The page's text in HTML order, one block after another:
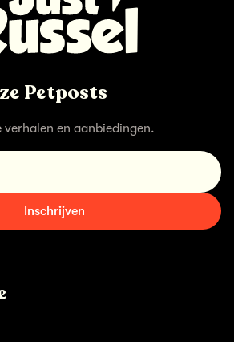
Petposts
verhalen en aanbiedingen.
Inschrijven